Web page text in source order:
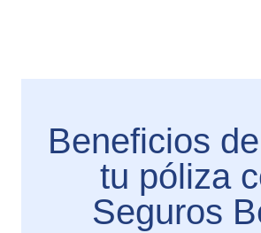
Beneficios
tu póliza
Seguros